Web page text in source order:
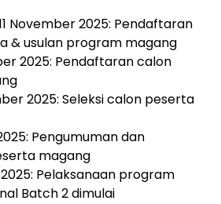
November 2025: Pendaftaran
& usulan program magang
2025: Pendaftaran calon
2025: Seleksi calon peserta
Pengumuman dan
magang
Pelaksanaan program
Batch 2 dimulai